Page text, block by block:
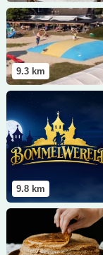
9.3 km
Lees meer Suzie's
9.8 km
Lees meer
Lees meer